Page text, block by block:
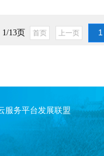
日报》是富有鲜
写。《科技日
党和国家在科技
重要舆论前沿，
读者依靠科技创
13页 首页 上一页 1
服务平台发展联盟